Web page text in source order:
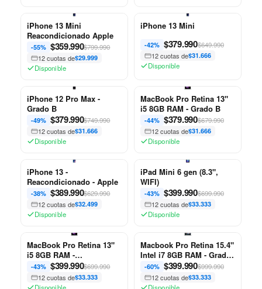
iPhone 13 Mini
Reacondicionado Apple
-55% $359.990$799.990
12 cuotas de$29.999
Disponible
iPhone 13 Mini
-42% $379.990$649.990
12 cuotas de$31.666
Disponible
iPhone 12 Pro Max -
Grado B
-49% $379.990$749.990
12 cuotas de$31.666
Disponible
MacBook Pro Retina 13"
i5 8GB RAM - Grado B
-44% $379.990$679.990
12 cuotas de$31.666
Disponible
iPhone 13 -
Reacondicionado - Apple
-38% $389.990$629.990
12 cuotas de$32.499
Disponible
iPad Mini 6 gen (8.3",
WIFI)
-43% $399.990$699.990
12 cuotas de$33.333
Disponible
MacBook Pro Retina 13"
i5 8GB RAM -
Reacondicionado - Apple
-43% $399.990$699.990
12 cuotas de$33.333
Macbook Pro Retina 15.4"
Intel i7 8GB RAM - Grado
B-60% $399.990$999.990
12 cuotas de$33.333